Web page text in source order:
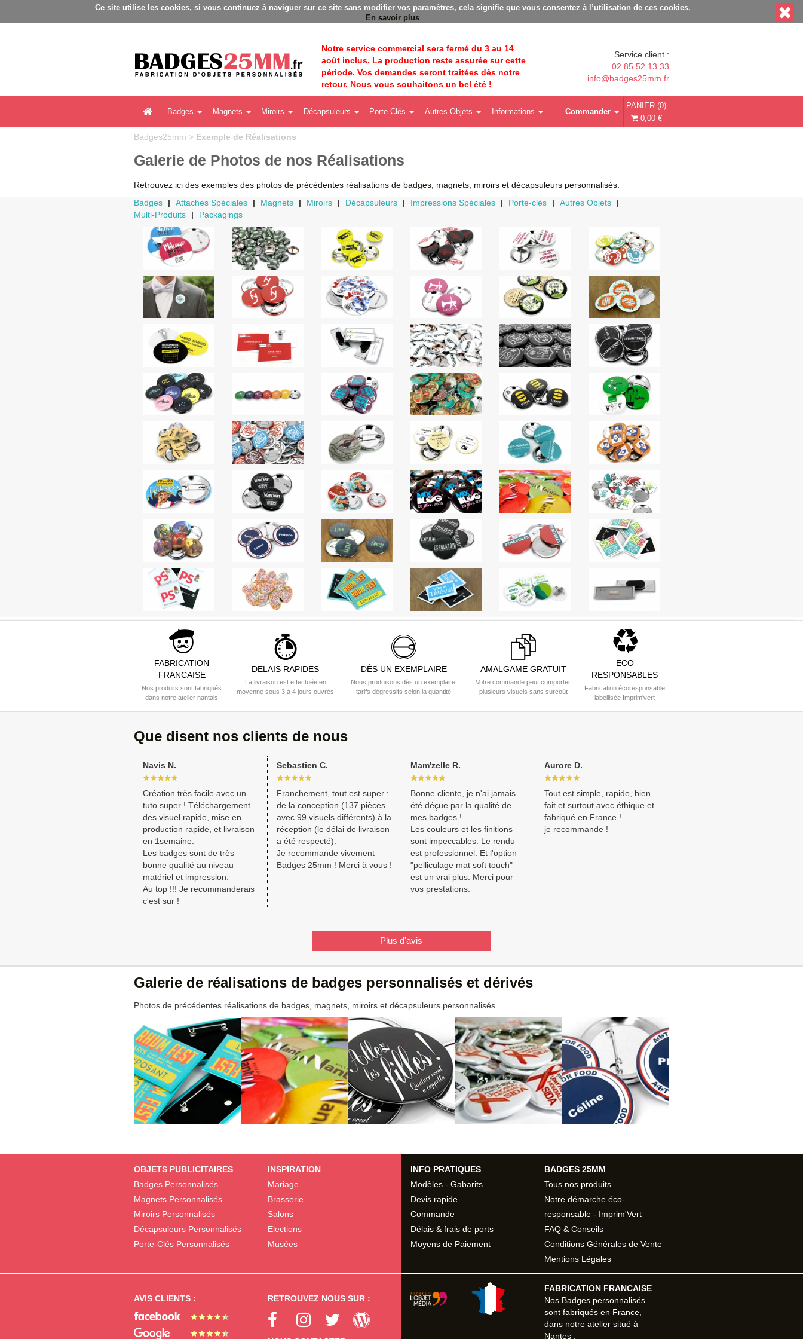
Badges personnalisés - Fabrication Française éco-responsable - Délais rapides - Sans minimum de commande
Ce site utilise les cookies, si vous continuez à naviguer sur ce site sans modifier vos paramètres, cela signifie que vous consentez à l’utilisation de ces cookies.
En savoir plus
Notre service commercial sera fermé du 3 au 14
août inclus. La production reste assurée sur cette
période. Vos demandes seront traitées dès notre
retour. Nous vous souhaitons un bel été !
Service client :
02 85 52 13 33
info@badges25mm.fr
Badges Magnets Miroirs Décapsuleurs Porte-Clés Autres Objets Informations
PANIER (0)
0,00 €
Commander
Badges25mm > Exemple de Réalisations
Galerie de Photos de nos Réalisations
Retrouvez ici des exemples des photos de précédentes réalisations de badges, magnets, miroirs et décapsuleurs personnalisés.
Badges
| Attaches Spéciales | Magnets | Miroirs | Décapsuleurs | Impressions Spéciales | Porte-clés | Autres Objets
|
Multi-Produits
| Packagings
FABRICATION
FRANCAISE
Nos produits sont fabriqués
dans notre atelier nantais
DELAIS RAPIDES
La livraison est effectuée en
moyenne sous 3 à 4 jours ouvrés
DÈS UN EXEMPLAIRE
Nous produisons dès un exemplaire,
tarifs dégressifs selon la quantité
AMALGAME GRATUIT
Votre commande peut comporter
plusieurs visuels sans surcoût
ECO
RESPONSABLES
Fabrication écoresponsable
labellisée Imprim'vert
Que disent nos clients de nous
Navis N.
Création très facile avec un
tuto super ! Téléchargement
des visuel rapide, mise en
production rapide, et livraison
en 1semaine.
Les badges sont de très
bonne qualité au niveau
matériel et impression.
Au top !!! Je recommanderais
c'est sur !
Sebastien C.
Franchement, tout est super :
de la conception (137 pièces
avec 99 visuels différents) à la
réception (le délai de livraison
a été respecté).
Je recommande vivement
Badges 25mm ! Merci à vous !
Mam'zelle R.
Bonne cliente, je n'ai jamais
été déçue par la qualité de
mes badges !
Les couleurs et les finitions
sont impeccables. Le rendu
est professionnel. Et l'option
"pelliculage mat soft touch"
est un vrai plus. Merci pour
vos prestations.
Aurore D.
Tout est simple, rapide, bien
fait et surtout avec éthique et
fabriqué en France !
je recommande !
Plus d'avis
Galerie de réalisations de badges personnalisés et dérivés
Photos de précédentes réalisations de badges, magnets, miroirs et décapsuleurs personnalisés.
OBJETS PUBLICITAIRES
Badges Personnalisés
Magnets Personnalisés
Miroirs Personnalisés
Décapsuleurs Personnalisés
Porte-Clés Personnalisés
INSPIRATION
Mariage
Brasserie
Salons
Elections
Musées
INFO PRATIQUES
Modèles - Gabarits
Devis rapide
Commande
Délais & frais de ports
Moyens de Paiement
BADGES 25MM
Tous nos produits
Notre démarche éco-
responsable - Imprim'Vert
FAQ & Conseils
Conditions Générales de Vente
Mentions Légales
AVIS CLIENTS : RETROUVEZ NOUS SUR :
FABRICATION FRANCAISE
Nos Badges personnalisés
sont fabriqués en France,
dans notre atelier situé à
Nantes.